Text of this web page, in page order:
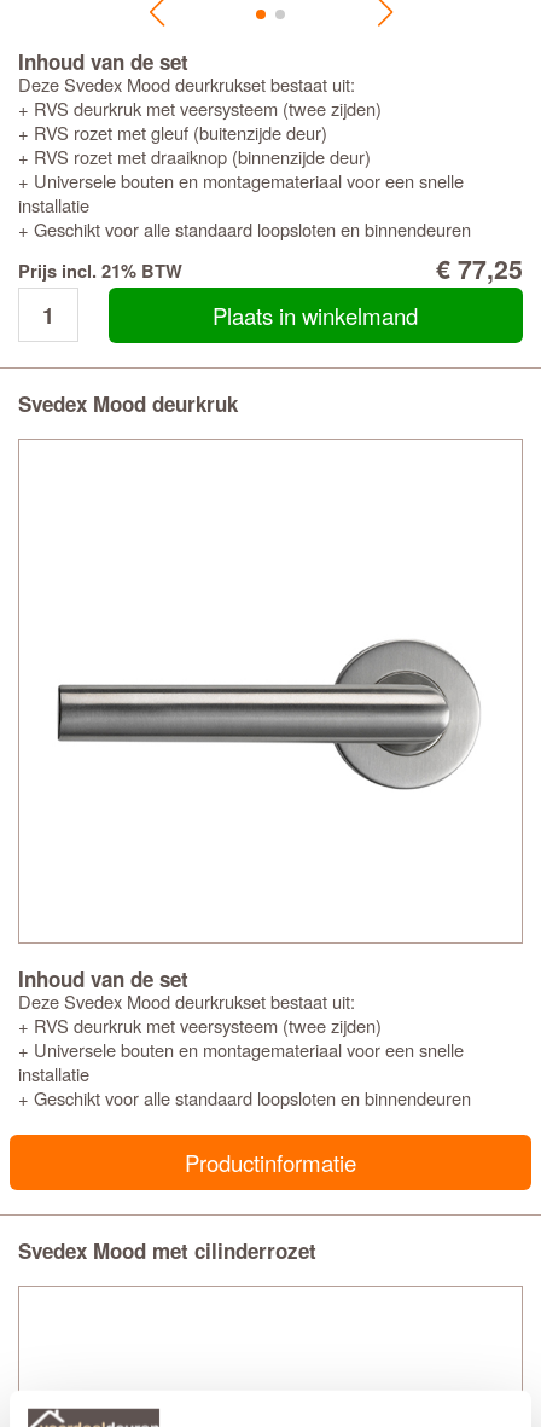
Inhoud van de set
Deze Svedex Mood deurkrukset bestaat uit:
+ RVS deurkruk met veersysteem (twee zijden)
+ RVS rozet met gleuf (buitenzijde deur)
+ RVS rozet met draaiknop (binnenzijde deur)
+ Universele bouten en montagemateriaal voor een snelle
installatie
+ Geschikt voor alle standaard loopsloten en binnendeuren
Prijs incl. 21% BTW
€ 77,25
Plaats in winkelmand
Svedex Mood deurkruk
Inhoud van de set
Deze Svedex Mood deurkrukset bestaat uit:
+ RVS deurkruk met veersysteem (twee zijden)
+ Universele bouten en montagemateriaal voor een snelle
installatie
+ Geschikt voor alle standaard loopsloten en binnendeuren
Productinformatie
Svedex Mood met cilinderrozet